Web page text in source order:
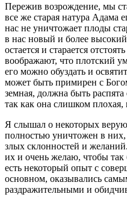
Пережив возрождение, мы
все же старая натура Адама
нас не уничтожает плоды
в нас новый и более
остает­ся и старается
воображают, что плотский
его можно обуз­дать и
может быть примирен с
земная, должна быть
так как она слишком
Я слышал о некоторых
полностью уничтожен в
злых склонностей и
их и очень желаю, чтобы
есть некоторый опыт с
основ­ном, оказывались
раздражи­тельными и